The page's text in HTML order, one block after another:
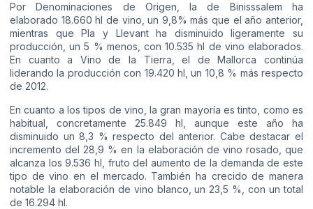
Por Denominaciones de Origen, la de Binisssalem ha
elaborado 18.660 hl de vino, un 9,8% más que el año anterior,
mientras que Pla y Llevant ha disminuido ligeramente su
producción, un 5 % menos, con 10.535 hl de vino elaborados.
En cuanto a Vino de la Tierra, el de Mallorca continúa
liderando la producción con 19.420 hl, un 10,8 % más respecto
de 2012.
En cuanto a los tipos de vino, la gran mayoría es tinto, como es
habitual, concretamente 25.849 hl, aunque este año ha
disminuido un 8,3 % respecto del anterior. Cabe destacar el
incremento del 28,9 % en la elaboración de vino rosado, que
alcanza los 9.536 hl, fruto del aumento de la demanda de este
tipo de vino en el mercado. También ha crecido de manera
notable la elaboración de vino blanco, un 23,5 %, con un total
de 16.294 hl.